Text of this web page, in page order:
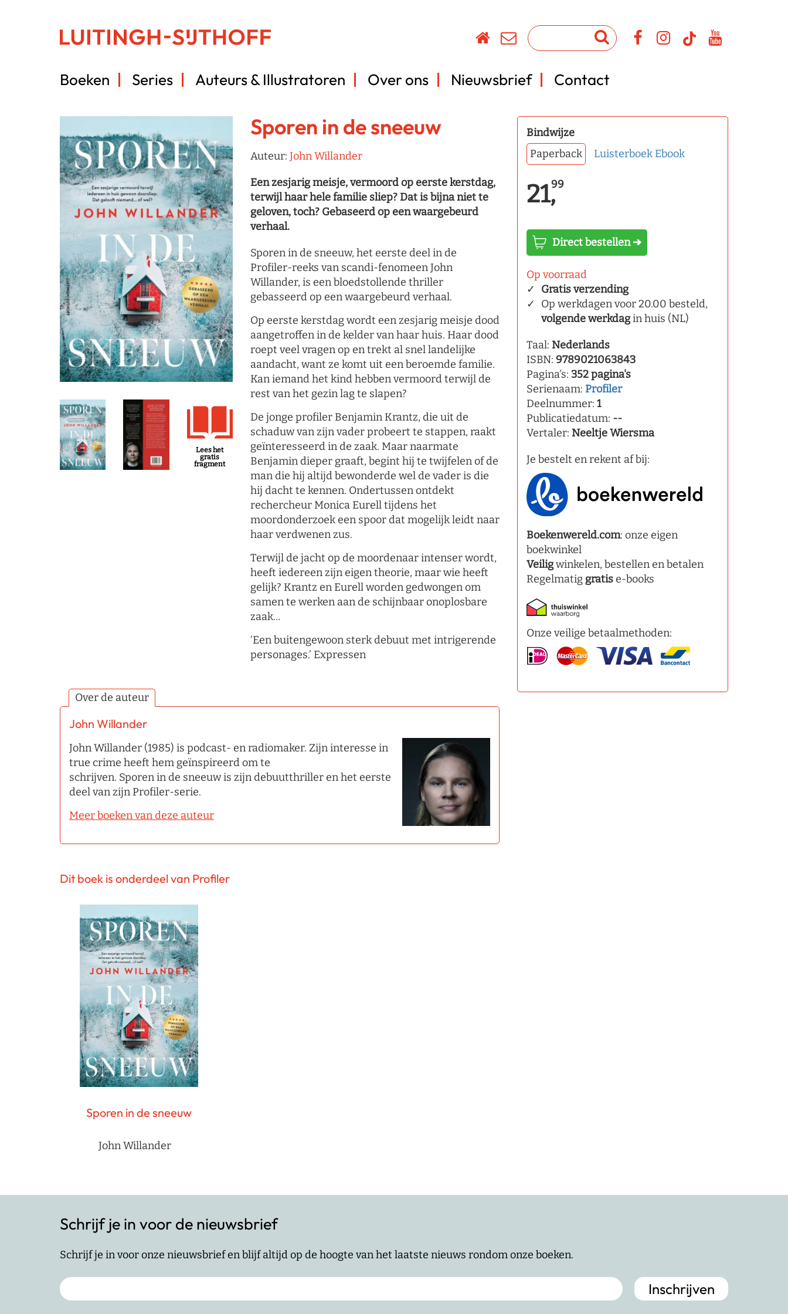
Boeken Series Auteurs & Illustratoren Over ons Nieuwsbrief Contact
Lees het
gratis
fragment
Sporen in de sneeuw
Auteur: John Willander
Een zesjarig meisje, vermoord op eerste kerstdag,
terwijl haar hele familie sliep? Dat is bijna niet te
geloven, toch? Gebaseerd op een waargebeurd
verhaal.
Sporen in de sneeuw, het eerste deel in de
Profiler-reeks van scandi-fenomeen John
Willander, is een bloedstollende thriller
gebasseerd op een waargebeurd verhaal.
Op eerste kerstdag wordt een zesjarig meisje dood
aangetroffen in de kelder van haar huis. Haar dood
roept veel vragen op en trekt al snel landelijke
aandacht, want ze komt uit een beroemde familie.
Kan iemand het kind hebben vermoord terwijl de
rest van het gezin lag te slapen?
De jonge profiler Benjamin Krantz, die uit de
schaduw van zijn vader probeert te stappen, raakt
geïnteresseerd in de zaak. Maar naarmate
Benjamin dieper graaft, begint hij te twijfelen of de
man die hij altijd bewonderde wel de vader is die
hij dacht te kennen. Ondertussen ontdekt
rechercheur Monica Eurell tijdens het
moordonderzoek een spoor dat mogelijk leidt naar
haar verdwenen zus.
Terwijl de jacht op de moordenaar intenser wordt,
heeft iedereen zijn eigen theorie, maar wie heeft
gelijk? Krantz en Eurell worden gedwongen om
samen te werken aan de schijnbaar onoplosbare
zaak…
‘Een buitengewoon sterk debuut met intrigerende
personages.’ Expressen
Over de auteur
John Willander
John Willander (1985) is podcast- en radiomaker. Zijn interesse in
true crime heeft hem geïnspireerd om te
schrijven. Sporen in de sneeuw is zijn debuutthriller en het eerste
deel van zijn Profiler-serie.
Meer boeken van deze auteur
Bindwijze
Paperback
Luisterboek Ebook
21,99
Direct bestellen ➔
Op voorraad
Gratis verzending
Op werkdagen voor 20.00 besteld,
volgende werkdagin huis (NL)
Taal: Nederlands
ISBN: 9789021063843
Pagina's: 352 pagina's
Serienaam: Profiler
Deelnummer: 1
Publicatiedatum: --
Vertaler: Neeltje Wiersma
Je bestelt en rekent af bij:
Boekenwereld.com: onze eigen
boekwinkel
Veiligwinkelen, bestellen en betalen
Regelmatig gratise-books
Onze veilige betaalmethoden:
Dit boek is onderdeel van Profiler
Sporen in de sneeuw
John Willander
Schrijf je in voor de nieuwsbrief
Schrijf je in voor onze nieuwsbrief en blijf altijd op de hoogte van het laatste nieuws rondom onze boeken.